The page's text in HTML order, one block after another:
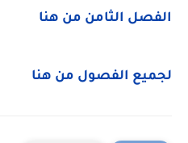
الفصل الثامن من هنا
لجميع الفصول من هنا